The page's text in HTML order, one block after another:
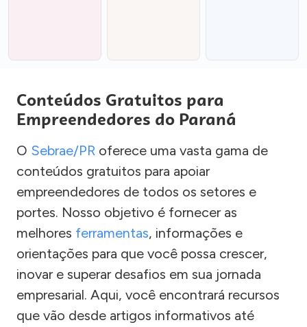
Conteúdos Gratuitos para
Empreendedores do Paraná
O Sebrae/PR oferece uma vasta gama de
conteúdos gratuitos para apoiar
empreendedores de todos os setores e
portes. Nosso objetivo é fornecer as
melhores ferramentas, informações e
orientações para que você possa crescer,
inovar e superar desafios em sua jornada
empresarial. Aqui, você encontrará recursos
que vão desde artigos informativos até